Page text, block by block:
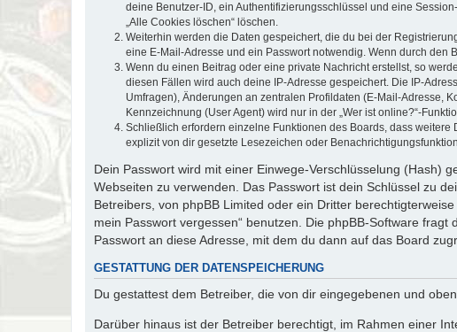
deine Benutzer-ID, ein Authentifizierungsschlüssel und eine
„Alle Cookies löschen“ löschen.
Weiterhin werden die Daten gespeichert, die du bei der
eine E-Mail-Adresse und ein Passwort notwendig. Wenn durch
Wenn du einen Beitrag oder eine private Nachricht erstellst, so
diesen Fällen wird auch deine IP-Adresse gespeichert. Die IP-
Umfragen), Änderungen an zentralen Profildaten (E-Mail-Adresse,
Kennzeichnung (User Agent) wird nur in der „Wer ist online?“-
Schließlich erfordern einzelne Funktionen des Boards, dass
explizit von dir gesetzte Lesezeichen oder
Dein Passwort wird mit einer Einwege-Verschlüsselung (Hash)
Webseiten zu verwenden. Das Passwort ist dein Schlüssel zu
Betreibers, von phpBB Limited oder ein Dritter
mein Passwort vergessen“ benutzen. Die phpBB-Software
Passwort an diese Adresse, mit dem du dann auf das Board
GESTATTUNG DER DATENSPEICHERUNG
Du gestattest dem Betreiber, die von dir eingegebenen und
Darüber hinaus ist der Betreiber berechtigt, im Rahmen einer